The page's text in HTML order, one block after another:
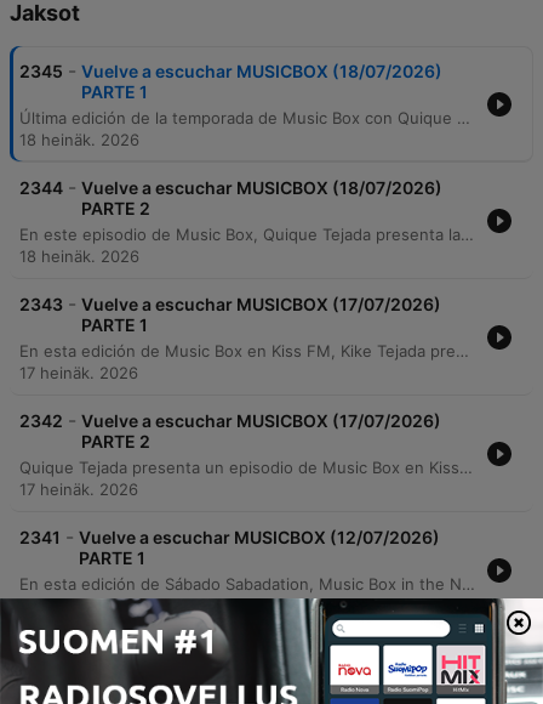
Jaksot
2345 - Vuelve a escuchar MUSICBOX (18/07/2026)
PARTE 1
Última edición de la temporada de Music Box con Quique Tejada en Kiss FM antes del periodo de vacaciones. El programa se centra en una celebración de los éxitos musicales de los años 80 y 90, con un especial dedicado a las canciones de verano que han marcado épocas. La emisión recorre clásicos del Italo Disco, Eurodance y pop retro, incluyendo menciones especiales al Ibiza Mix de 1996 y peticiones de oyentes. El presentador aprovecha el espacio para recordar grandes hits que evocan la playa y las vacaciones, cerrando la temporada con una selección de temas imprescindibles.
18 heinäk. 2026
2344 - Vuelve a escuchar MUSICBOX (18/07/2026)
PARTE 2
En este episodio de Music Box, Quique Tejada presenta la última hora de programación antes del periodo de vacaciones en Kiss FM. El programa ofrece un recorrido por el sonido high energy, el funk y los clásicos de las pistas de baile, incluyendo versiones adaptadas a estilos como el tech house. La selección musical abarca desde iconos como Gloria Gaynor, Madonna y Cher, hasta temas emblemáticos de los 90 como Gala y Corona. Además de la música, el locutor anuncia cambios importantes en la programación para la próxima temporada, detallando el regreso del programa para el 5 de septiembre con un nuevo horario exclusivamente los sábados. El episodio sirve como cierre de una temporada de cuatro años consecutivos, celebrando los éxitos de las décadas de los 80 y 90.
18 heinäk. 2026
2343 - Vuelve a escuchar MUSICBOX (17/07/2026)
PARTE 1
En esta edición de Music Box en Kiss FM, Kike Tejada presenta una selección musical centrada en los grandes éxitos de las décadas de los 80 y 90. El programa recorre diversos géneros que van desde el synth-pop y el eurodance hasta versiones house de clásicos del disco y el country rock. A través de peticiones telefónicas, el locutor interactúa con la audiencia para interpretar temas de artistas como Pet Shop Boys, Rick Astley, Bad Boys Blue, Depeche Mode, Madonna, ABBA y Ricchi e Poveri. El episodio también sirve como preámbulo al periodo de vacaciones estivales del programa, anunciando cambios en la programación para la próxima temporada.
17 heinäk. 2026
2342 - Vuelve a escuchar MUSICBOX (17/07/2026)
PARTE 2
Quique Tejada presenta un episodio de Music Box en Kiss FM, centrado en el género house y clásicos de los 80 y 90. El programa incluye peticiones de oyentes, una selección de temas icónicos y el anuncio del inicio del descanso estival.
17 heinäk. 2026
2341 - Vuelve a escuchar MUSICBOX (12/07/2026)
PARTE 1
En esta edición de Sábado Sabadation, Music Box in the Nation, Quique Tejada presenta una selección de los mejores éxitos de baile de los 80 y 90 en Kiss FM. El programa recorre clásicos del Italo Disco, Eurodance y música disco, incluyendo peticiones de oyentes que solicitan temas de artistas como Grant Murphy, Ryan Paris, Ken Laszlo y Dead or Alive. El episodio también sirve como preámbulo al periodo de vacaciones del programa, anunciando cambios en la programación para la próxima temporada. Con un ambiente veraniego, el locutor navega entre mashups, remixes y canciones icónicas que definieron décadas de música dance.
12 heinäk. 2026
Näytä lisää jaksoja